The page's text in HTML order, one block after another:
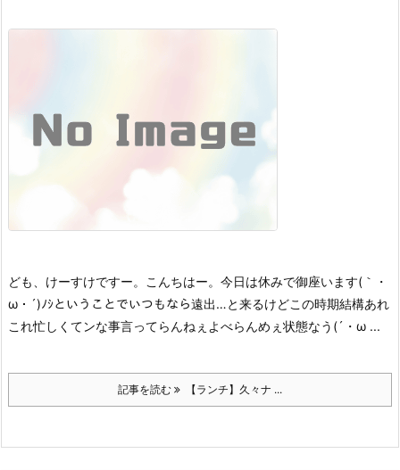
ども、けーすけですー。 こんちはー。 今日は休みで御座います(｀・
ω・´)ﾉｼということでいつもなら遠出…と来るけどこの時期結構あれ
これ忙しくてンな事言ってらんねぇよべらんめぇ状態なう(´・ω ...
記事を読む 【ランチ】久々ナ ...